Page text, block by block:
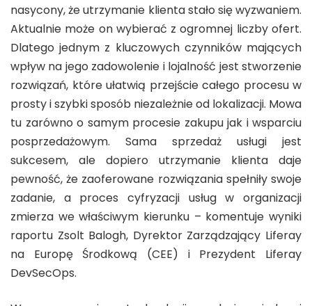
nasycony, że utrzymanie klienta stało się wyzwaniem.
Aktualnie może on wybierać z ogromnej liczby ofert.
Dlatego jednym z kluczowych czynników mających
wpływ na jego zadowolenie i lojalność jest stworzenie
rozwiązań, które ułatwią przejście całego procesu w
prosty i szybki sposób niezależnie od lokalizacji. Mowa
tu zarówno o samym procesie zakupu jak i wsparciu
posprzedażowym. Sama sprzedaż usługi jest
sukcesem, ale dopiero utrzymanie klienta daje
pewność, że zaoferowane rozwiązania spełniły swoje
zadanie, a proces cyfryzacji usług w organizacji
zmierza we właściwym kierunku – komentuje wyniki
raportu Zsolt Balogh, Dyrektor Zarządzający Liferay
na Europę Środkową (CEE) i Prezydent Liferay
DevSecOps.